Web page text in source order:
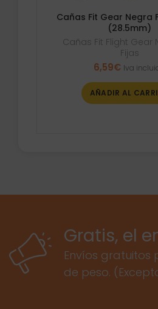
Cañas Fit Gear Negra
(28.5mm)
Cañas Fit Flight Gear
Fijas
6,59€ Iva
AÑADIR AL
Gratis, el
Envíos gratuitos
de peso.